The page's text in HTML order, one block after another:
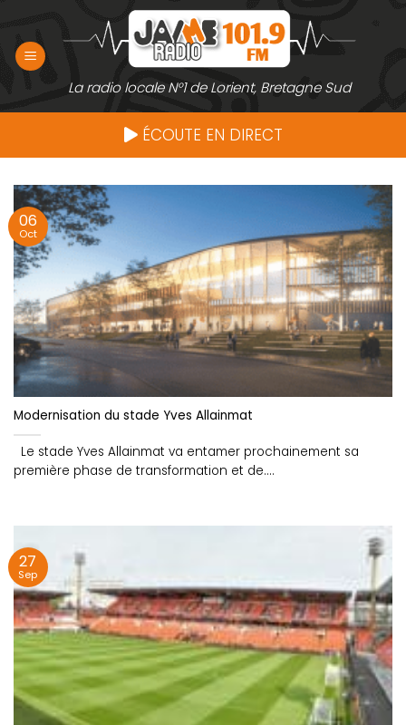
contenu
La radio locale N°1 de Lorient, Bretagne Sud
ÉCOUTE EN DIRECT
Modernisation du stade Yves Allainmat
Le stade Yves Allainmat va entamer prochainement sa
première phase de transformation et de....
06
Oct
27
Sep